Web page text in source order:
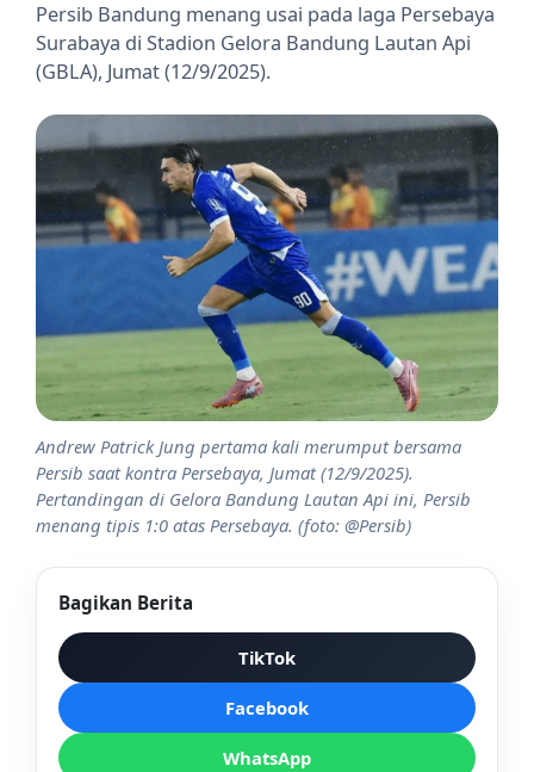
Persib Bandung menang usai pada laga Persebaya
Surabaya di Stadion Gelora Bandung Lautan Api
(GBLA), Jumat (12/9/2025).
Andrew Patrick Jung pertama kali merumput bersama
Persib saat kontra Persebaya, Jumat (12/9/2025).
Pertandingan di Gelora Bandung Lautan Api ini, Persib
menang tipis 1:0 atas Persebaya. (foto: @Persib)
Bagikan Berita
TikTok
Facebook
WhatsApp